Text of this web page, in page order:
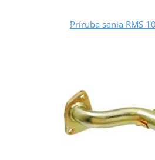
Príruba sania RMS